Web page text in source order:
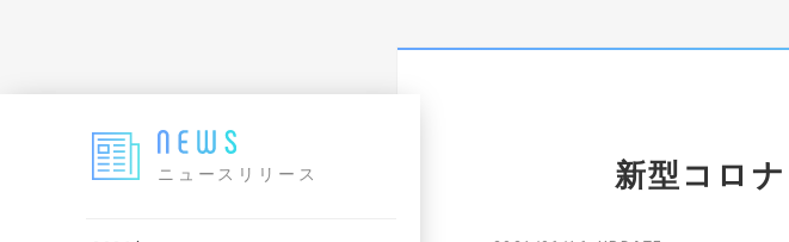
ニュースリリース 新型コロ